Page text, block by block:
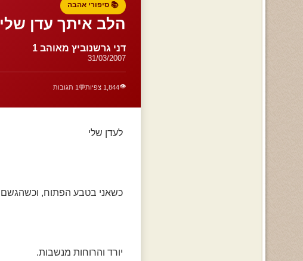
📚 סיפורי אהבה
הלב איתך עדן שלי
דני גרשנוביץ מאוהב 1
31/03/2007
👁️1,844 צפיות 💬 1 תגובות
לעדן שלי
כשאני בטבע הפתוח, וכשהגשם
יורד והרוחות מנשבות.